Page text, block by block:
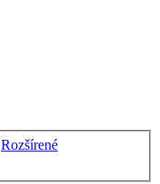
Rozšírené